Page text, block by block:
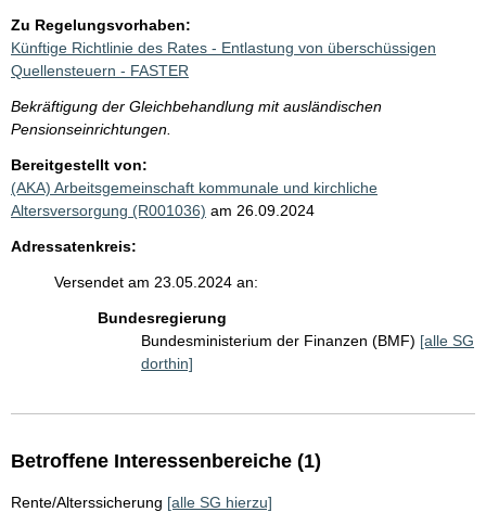
Zu Regelungsvorhaben:
Künftige Richtlinie des Rates - Entlastung von überschüssigen
Quellensteuern - FASTER
Bekräftigung der Gleichbehandlung mit ausländischen
Pensionseinrichtungen.
Bereitgestellt von:
(AKA) Arbeitsgemeinschaft kommunale und kirchliche
Altersversorgung (R001036) am 26.09.2024
Adressatenkreis:
Versendet am 23.05.2024 an:
Bundesregierung
Bundesministerium der Finanzen (BMF) [alle SG
dorthin]
Betroffene Interessenbereiche (1)
Rente/Alterssicherung [alle SG hierzu]